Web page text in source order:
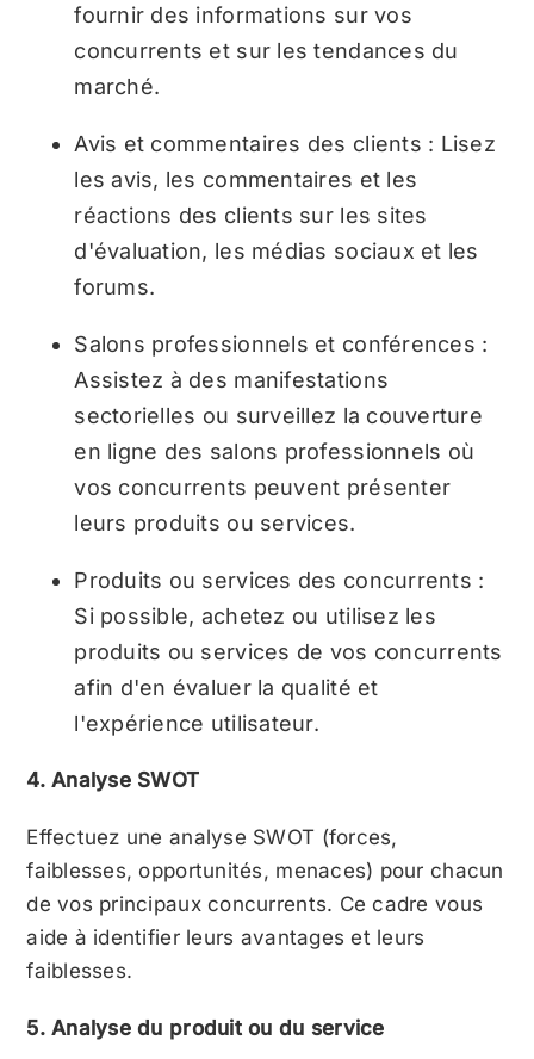
fournir des informations sur vos
concurrents et sur les tendances du
marché.
Avis et commentaires des clients : Lisez
les avis, les commentaires et les
réactions des clients sur les sites
d'évaluation, les médias sociaux et les
forums.
Salons professionnels et conférences :
Assistez à des manifestations
sectorielles ou surveillez la couverture
en ligne des salons professionnels où
vos concurrents peuvent présenter
leurs produits ou services.
Produits ou services des concurrents :
Si possible, achetez ou utilisez les
produits ou services de vos concurrents
afin d'en évaluer la qualité et
l'expérience utilisateur.
4. Analyse SWOT
Effectuez une analyse SWOT (forces,
faiblesses, opportunités, menaces) pour chacun
de vos principaux concurrents. Ce cadre vous
aide à identifier leurs avantages et leurs
faiblesses.
5. Analyse du produit ou du service